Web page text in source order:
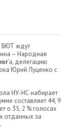
БЮТ ждут
– Народная
’a, делегацию
Юрий Луценко с
НУ-НС набирает
составляет 44, 9
о 35, 2 % голосах
отданных за